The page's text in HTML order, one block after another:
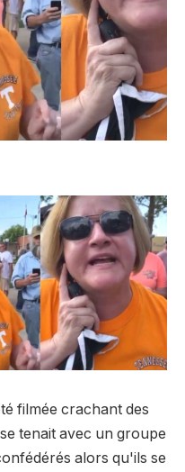
filmée crachant des
tenait avec un groupe
alors qu'ils se